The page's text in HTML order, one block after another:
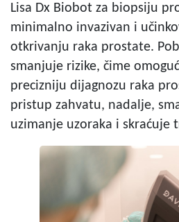
Lisa Dx Biobot za biopsiju
minimalno invazivan i
otkrivanju raka prostate.
smanjuje rizike, čime
precizniju dijagnozu raka
pristup zahvatu, nadalje,
uzimanje uzoraka i skraćuje